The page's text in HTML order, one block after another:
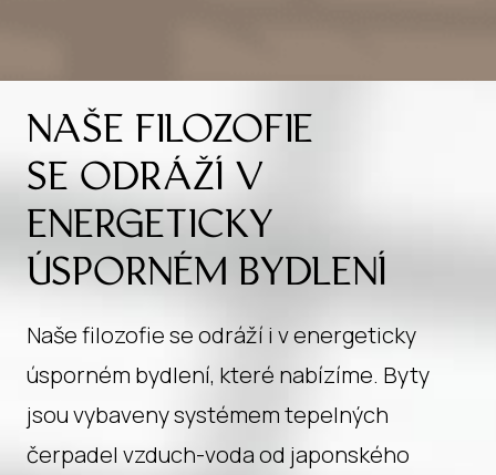
NAŠE FILOZOFIE
SE ODRÁŽÍ V
ENERGETICKY
ÚSPORNÉM BYDLENÍ
Naše filozofie se odráží i v energeticky
úsporném bydlení, které nabízíme. Byty
jsou vybaveny systémem tepelných
čerpadel vzduch-voda od japonského